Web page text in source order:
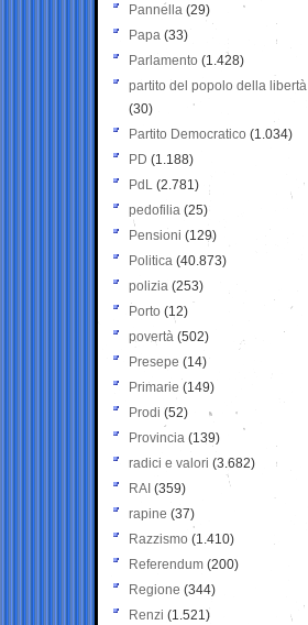
Pannella (29)
Papa (33)
Parlamento (1.428)
partito del popolo della libertà
(30)
Partito Democratico (1.034)
PD (1.188)
PdL (2.781)
pedofilia (25)
Pensioni (129)
Politica (40.873)
polizia (253)
Porto (12)
povertà (502)
Presepe (14)
Primarie (149)
Prodi (52)
Provincia (139)
radici e valori (3.682)
RAI (359)
rapine (37)
Razzismo (1.410)
Referendum (200)
Regione (344)
Renzi (1.521)